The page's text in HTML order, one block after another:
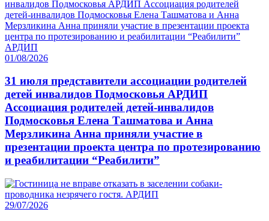
01/08/2026
31 июля представители ассоциации родителей
детей инвалидов Подмосковья АРДИП
Ассоциация родителей детей-инвалидов
Подмосковья Елена Ташматова и Анна
Мерзликина Анна приняли участие в
презентации проекта центра по протезированию
и реабилитации “Реабилити”
29/07/2026